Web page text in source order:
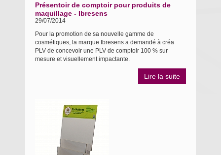
Présentoir de comptoir pour produits de
maquillage - Ibresens
29/07/2014
Pour la promotion de sa nouvelle gamme de
cosmétiques, la marque Ibresens a demandé à créa
PLV de concevoir une PLV de comptoir 100 % sur
mesure et visuellement impactante.
Lire la suite